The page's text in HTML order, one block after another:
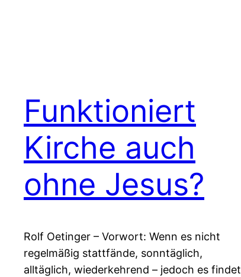
Funktioniert
Kirche auch
ohne Jesus?
Rolf Oetinger – Vorwort: Wenn es nicht
regelmäßig stattfände, sonntäglich,
alltäglich, wiederkehrend – jedoch es findet